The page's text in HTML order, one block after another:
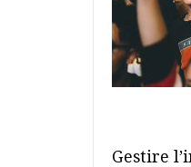
Gestire